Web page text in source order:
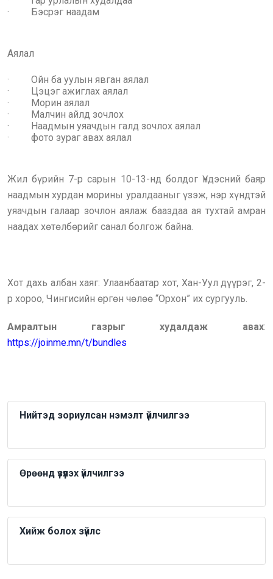
· Бэсрэг наадам
Аялал
· Ойн ба уулын явган аялал
· Цэцэг ажиглах аялал
· Морин аялал
· Малчин айлд зочлох
· Наадмын уяачдын галд зочлох аялал
· фото зураг авах аялал
Жил бүрийн 7-р сарын 10-13-нд болдог Үндэсний баяр
наадмын хурдан морины уралдааныг үзэж, нэр хүндтэй
уяачдын галаар зочлон аялаж бааздаа ая тухтай амран
наадах хөтөлбөрийг санал болгож байна.
Хот дахь албан хаяг: Улаанбаатар хот, Хан-Уул дүүрэг, 2-
р хороо, Чингисийн өргөн чөлөө “Орхон” их сургууль.
Амралтын газрыг худалдаж авах:
https://joinme.mn/t/bundles
Нийтэд зориулсан нэмэлт үйлчилгээ
Өрөөнд үзүүлэх үйлчилгээ
Хийж болох зүйлс